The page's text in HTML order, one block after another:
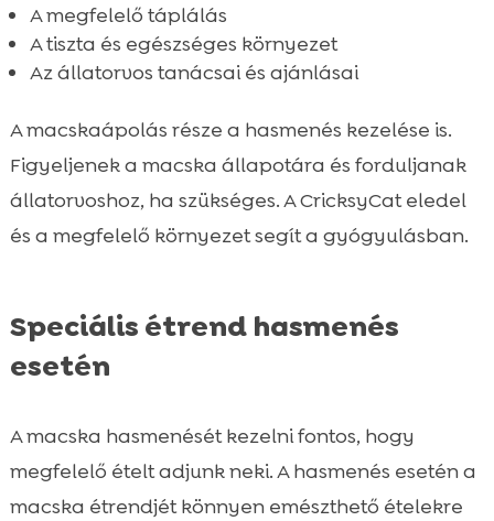
A megfelelő táplálás
A tiszta és egészséges környezet
Az állatorvos tanácsai és ajánlásai
A macskaápolás része a hasmenés kezelése is.
Figyeljenek a macska állapotára és forduljanak
állatorvoshoz, ha szükséges. A CricksyCat eledel
és a megfelelő környezet segít a gyógyulásban.
Speciális étrend hasmenés
esetén
A macska hasmenését kezelni fontos, hogy
megfelelő ételt adjunk neki. A hasmenés esetén a
macska étrendjét könnyen emészthető ételekre